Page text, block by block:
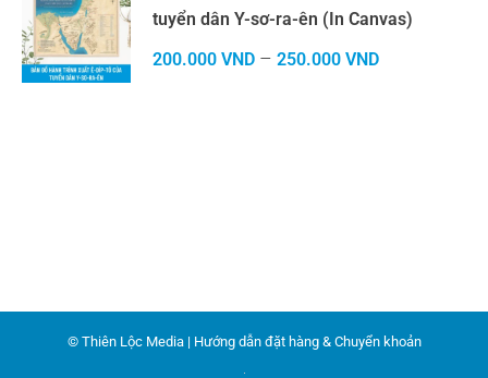
tuyển dân Y-sơ-ra-ên (In Canvas)
200.000 VND – 250.000 VND
© Thiên Lộc Media | Hướng dẫn đặt hàng & Chuyển khoản